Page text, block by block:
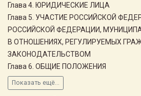
Глава 4. ЮРИДИЧЕСКИЕ ЛИЦА
Глава 5. УЧАСТИЕ РОССИЙСКОЙ
РОССИЙСКОЙ ФЕДЕРАЦИИ,
В ОТНОШЕНИЯХ, РЕГУЛИРУЕМЫХ
ЗАКОНОДАТЕЛЬСТВОМ
Глава 6. ОБЩИЕ ПОЛОЖЕНИЯ
Показать ещё...